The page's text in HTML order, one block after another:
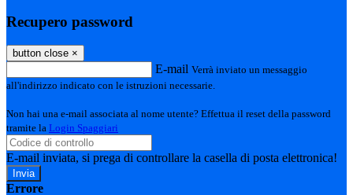
Recupero password
button close ×
E-mail Verrà inviato un messaggio
all'indirizzo indicato con le istruzioni necessarie.
Non hai una e-mail associata al nome utente? Effettua il reset della password
tramite la Login Spaggiari
E-mail inviata, si prega di controllare la casella di posta elettronica!
Errore